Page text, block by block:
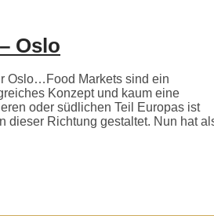
Oslo
Oslo…Food Markets sind ein
Konzept und kaum eine
oder südlichen Teil Europas ist
dieser Richtung gestaltet. Nun hat